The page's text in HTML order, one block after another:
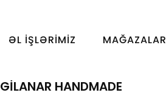
ƏL İŞLƏRIMIZ MAĞAZALAR
GİLANAR HANDMADE